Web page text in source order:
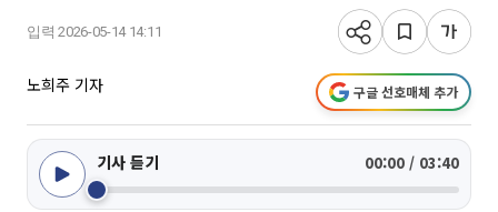
입력 2026-05-14 14:11
노희주 기자 구글 선호매체 추가
기사 듣기 00:00 / 03:40